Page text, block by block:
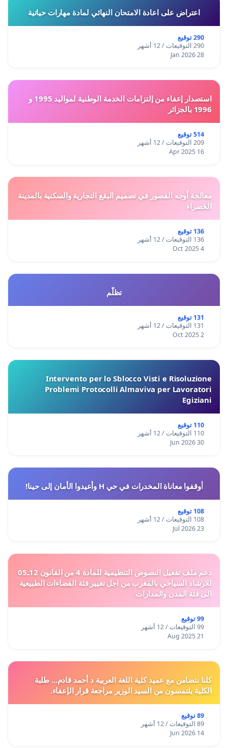
اعتراض على اعادة الامتحان النهائي لمادة مهارات حياتية
290 توقيع
290 التوقيعات / 12 أشهر
28 Jan 2026
استصدار إعفاء من إلتزامات الخدمة الوطنية لمواليد 1995 و
1996 بالجزائر
514 توقيع
209 التوقيعات / 12 أشهر
16 Apr 2025
معالجة أوجه القصور في تصميم البقع التجارية والسكنية بالمدينة
الخضراء
136 توقيع
136 التوقيعات / 12 أشهر
4 Oct 2025
تظلّم
131 توقيع
131 التوقيعات / 12 أشهر
2 Oct 2025
Intervento per lo Sblocco Visti e Risoluzione
Problemi Protocolli Almaviva per Lavoratori
Egiziani
110 توقيع
110 التوقيعات / 12 أشهر
30 Jun 2026
أوقفوا معاناة المخدرات في حي H وأعيدوا الأمان إلى حينا!
108 توقيع
108 التوقيعات / 12 أشهر
23 Jul 2026
دعم ملف تفعيل النصوص التنظيمية للمادة 4 من القانون 12ـ05
للارشاد السياحي بالمغرب من اجل تغيير فئة الفضاءات الطبيعية
الى فئة المدن والمدارات
99 توقيع
99 التوقيعات / 12 أشهر
21 Aug 2025
كلنا نتضامن مع عميد كلية اللغة العربية د أحمد قادم... طلبة
الكلية يلتمسون من السيد الوزير مراجعة قرار الإعفاء.
89 توقيع
89 التوقيعات / 12 أشهر
14 Jun 2026